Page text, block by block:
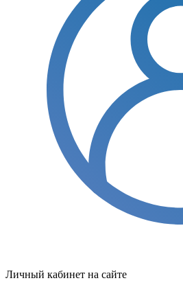
Личный кабинет на сайте